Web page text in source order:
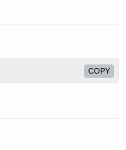
COPY